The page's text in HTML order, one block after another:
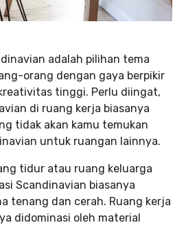
adalah pilihan tema
orang dengan gaya berpikir
tinggi. Perlu diingat,
di ruang kerja biasanya
tidak akan kamu temukan
untuk ruangan lainnya.
tidur atau ruang keluarga
Scandinavian biasanya
tenang dan cerah. Ruang kerja
didominasi oleh material